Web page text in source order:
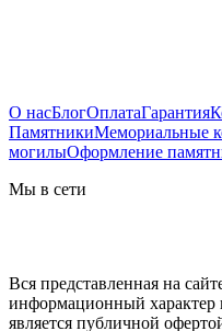
О насБлогОплатаГарантия
ПамятникиМемориальные
могилыОформление
Мы в сети
Вся представленная на
информационный характер
является публичной